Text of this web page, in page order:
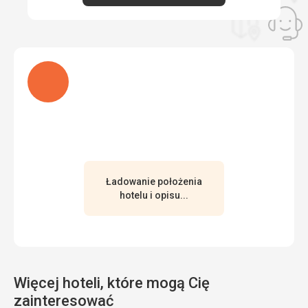
Ładuję
Ładowanie położenia
hotelu i opisu...
Więcej hoteli, które mogą Cię
zainteresować